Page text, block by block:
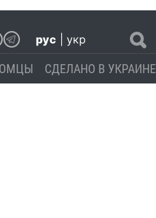
рус укр
СДЕЛАНО В УКРАИНЕ